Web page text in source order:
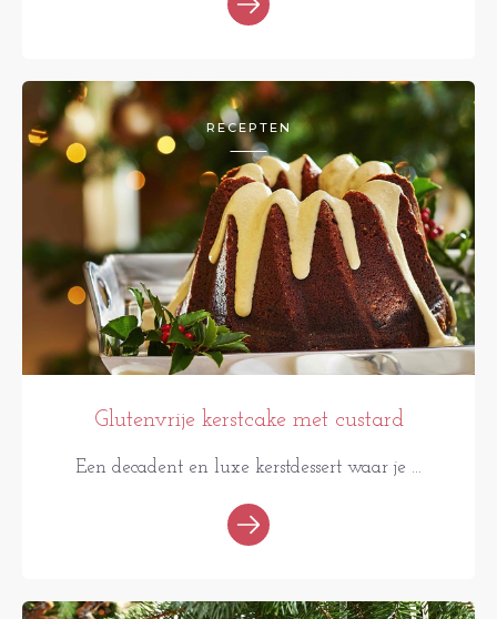
RECEPTEN
Glutenvrije kerstcake met custard
Een decadent en luxe kerstdessert waar je ...